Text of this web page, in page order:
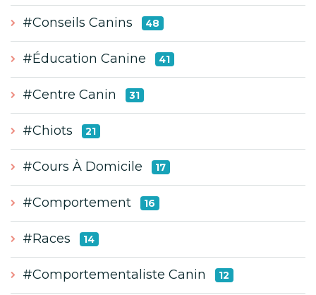
#Conseils Canins 48
#Éducation Canine 41
#Centre Canin 31
#Chiots 21
#Cours À Domicile 17
#Comportement 16
#Races 14
#Comportementaliste Canin 12